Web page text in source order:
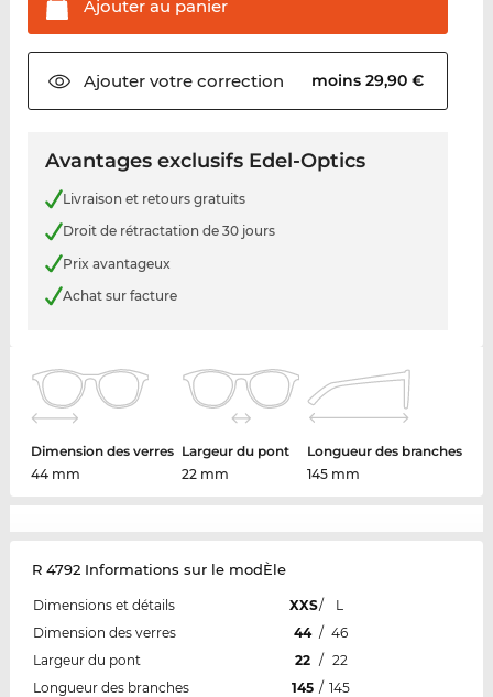
Ajouter au panier
Ajouter votrecorrection moins 29,90 €
Avantages exclusifs Edel-Optics
Livraison et retours gratuits
Droit de rétractation de 30 jours
Prix avantageux
Achat sur facture
Dimension des verres
44 mm
Largeur du pont
22 mm
Longueur des branches
145 mm
R 4792 Informations sur le modÈle
Dimensions et détails XXS/
L
Dimension des verres
44 / 46
Largeur du pont
22 / 22
Longueur des branches
145 / 145